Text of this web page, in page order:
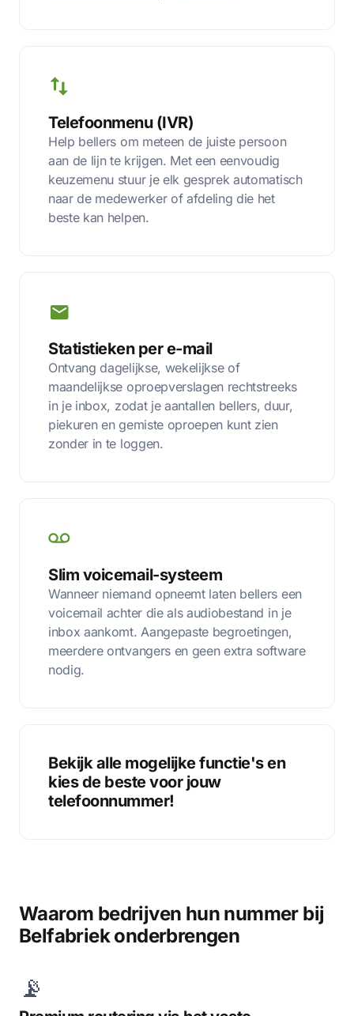
Telefoonmenu (IVR)
Help bellers om meteen de juiste persoon
aan de lijn te krijgen. Met een eenvoudig
keuzemenu stuur je elk gesprek automatisch
naar de medewerker of afdeling die het
beste kan helpen.
Statistieken per e-mail
Ontvang dagelijkse, wekelijkse of
maandelijkse oproepverslagen rechtstreeks
in je inbox, zodat je aantallen bellers, duur,
piekuren en gemiste oproepen kunt zien
zonder in te loggen.
Slim voicemail-systeem
Wanneer niemand opneemt laten bellers een
voicemail achter die als audiobestand in je
inbox aankomt. Aangepaste begroetingen,
meerdere ontvangers en geen extra software
nodig.
Bekijk alle mogelijke functie's en
kies de beste voor jouw
telefoonnummer!
Waarom bedrijven hun nummer bij
Belfabriek onderbrengen
📡